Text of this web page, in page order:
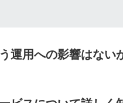
運用への影響はない